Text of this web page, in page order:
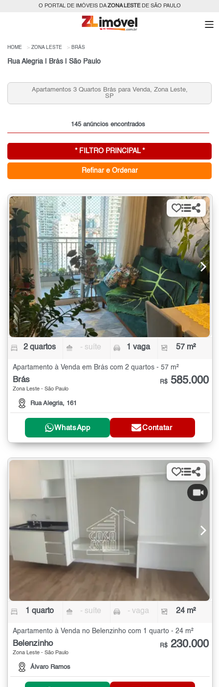
O PORTAL DE IMÓVEIS DAZONA LESTEDE SÃO PAULO
HOME ZONA LESTE BRÁS
Rua Alegria | Brás | São Paulo
3 Quartos Brás para Venda, Zona Leste,
145 anúncios encontrados
* FILTRO PRINCIPAL *
Refinar e Ordenar
2 quartos - suíte 1 vaga 57 m²
Apartamento à Venda em Brás com 2 quartos - 57 m²
Brás
Zona Leste - São Paulo
Rua Alegria, 161
R$ 585.000
WhatsApp Contatar
1 quarto - suíte - vaga 24 m²
Apartamento à Venda no Belenzinho com 1 quarto - 24 m²
Belenzinho
Zona Leste - São Paulo
Álvaro Ramos
R$ 230.000